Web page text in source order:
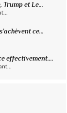
et Le...
ce...
effectivement....